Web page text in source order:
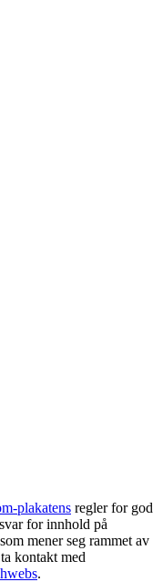
plakatens regler for god
for innhold på
mener seg rammet av
kontakt med
.